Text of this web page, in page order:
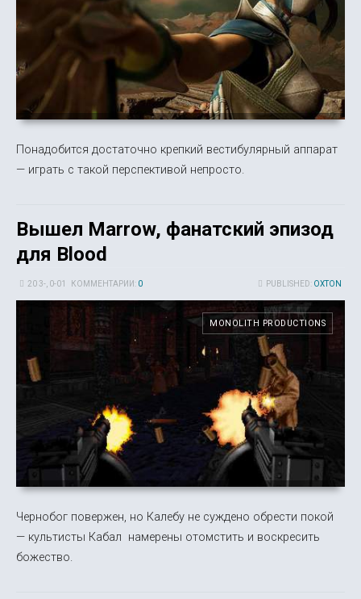
Понадобится достаточно крепкий вестибулярный аппарат
— играть с такой перспективой непросто.
Вышел Marrow, фанатский эпизод
для Blood
PUBLISHED: OXTON
20 3-, 0-01 КОММЕНТАРИИ: 0
MONOLITH PRODUCTIONS
Чернобог повержен, но Калебу не суждено обрести покой
— культисты Кабал намерены отомстить и воскресить
божество.